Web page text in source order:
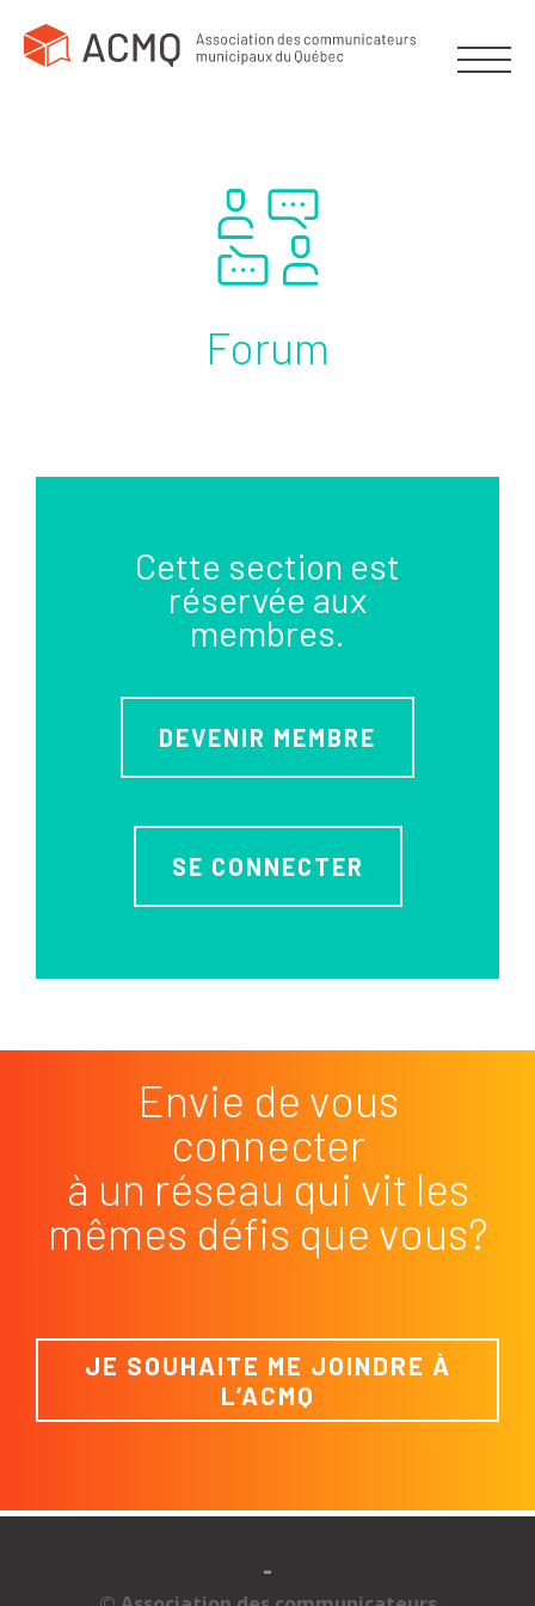
Forum
Cette section est
réservée aux
membres.
DEVENIR MEMBRE
SE CONNECTER
Envie de vous
connecter
à un réseau qui vit les
mêmes défis que vous?
JE SOUHAITE ME JOINDRE À
L’ACMQ
-